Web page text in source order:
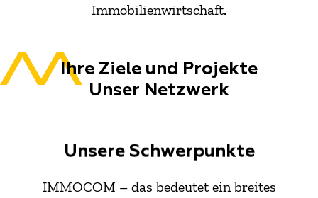
Immobilienwirtschaft.
Ihre Ziele und Projekte
Unser Netzwerk
Unsere Schwerpunkte
IMMOCOM – das bedeutet ein breites